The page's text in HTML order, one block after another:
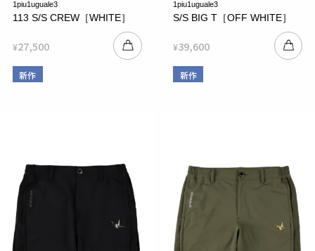
1piu1uguale3
113 S/S CREW［WHITE］
¥27,500
新作
1piu1uguale3
S/S BIG T［OFF WHITE］
¥39,600
新作